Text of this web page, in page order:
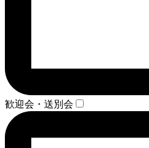
歓迎会・送別会